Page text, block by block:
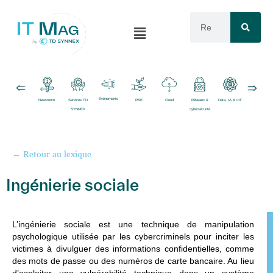
Newsroom Services TD
SYNNEX
Événements RSE Cloud Réseaux &
cybersécurité
Data, IA & IoT
← Retour au lexique
Ingénierie sociale
L’ingénierie sociale est une technique de manipulation
psychologique utilisée par les cybercriminels pour inciter les
victimes à divulguer des informations confidentielles, comme
des mots de passe ou des numéros de carte bancaire. Au lieu